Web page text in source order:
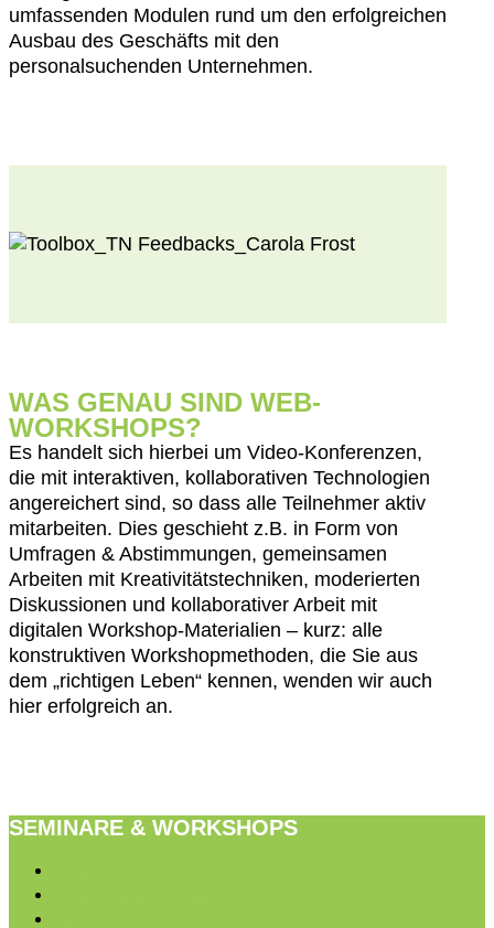
umfassenden Modulen rund um den erfolgreichen
Ausbau des Geschäfts mit den
personalsuchenden Unternehmen.
WAS GENAU SIND WEB-
WORKSHOPS?
Es handelt sich hierbei um Video-Konferenzen,
die mit interaktiven, kollaborativen Technologien
angereichert sind, so dass alle Teilnehmer aktiv
mitarbeiten. Dies geschieht z.B. in Form von
Umfragen & Abstimmungen, gemeinsamen
Arbeiten mit Kreativitätstechniken, moderierten
Diskussionen und kollaborativer Arbeit mit
digitalen Workshop-Materialien – kurz: alle
konstruktiven Workshopmethoden, die Sie aus
dem „richtigen Leben“ kennen, wenden wir auch
hier erfolgreich an.
SEMINARE & WORKSHOPS